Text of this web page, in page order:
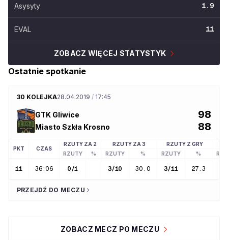
Asysyty 1.9
EVAL 11
ZOBACZ WIĘCEJ STATYSTYK
Ostatnie spotkanie
30 KOLEJKA28.04.2019 / 17:45
GTK Gliwice 98
Miasto Szkła Krosno 88
PKT CZAS
RZUTY ZA 2 RZUTY ZA 3 RZUTY Z GRY
RZUTY
% RZUTY % RZUTY %
11 36:06 0/1 3/10 30.0 3/11 27.3
PRZEJDŹ DO MECZU
ZOBACZ MECZ PO MECZU